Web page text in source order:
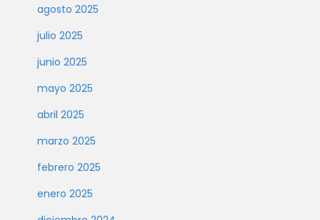
agosto 2025
julio 2025
junio 2025
mayo 2025
abril 2025
marzo 2025
febrero 2025
enero 2025